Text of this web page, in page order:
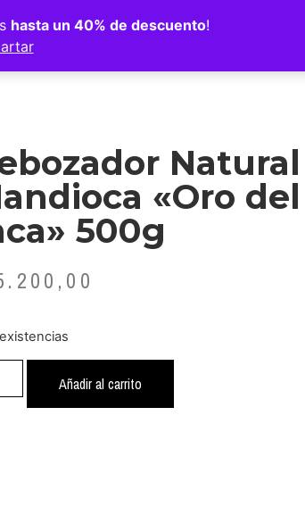
hasta un 40% de descuento!
«Oro del
500g
Añadir al carrito